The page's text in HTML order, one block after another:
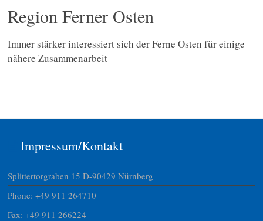
Region Ferner Osten
Immer stärker interessiert sich der Ferne Osten für einige
nähere Zusammenarbeit
Impressum/Kontakt
Splittertorgraben 15 D-90429 Nürnberg
Phone: +49 911 264710
Fax: +49 911 266224